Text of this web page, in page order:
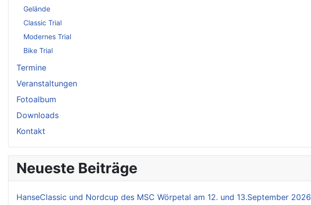
Gelände
Classic Trial
Modernes Trial
Bike Trial
Termine
Veranstaltungen
Fotoalbum
Downloads
Kontakt
Neueste Beiträge
HanseClassic und Nordcup des MSC Wörpetal am 12. und 13.September 2026